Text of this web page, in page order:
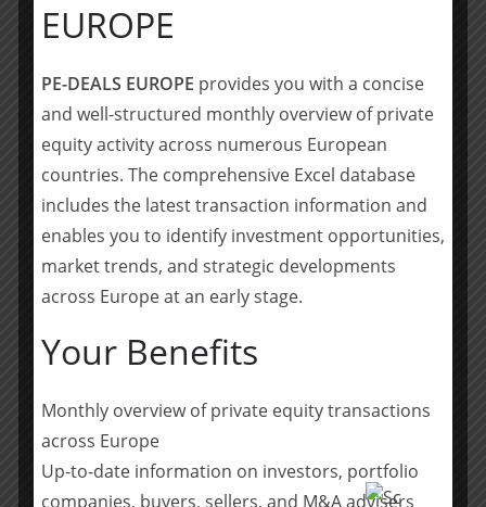
spezialisiert hat. Mutares bündelt seine
Geschäftsaktivitäten in der Automobilindustrie in der
einen Umsatz von rund EUR 1,3 Mrd. und verfügt über
mehr als 30 Standorte.
Der Verkauf im Rahmen des Insolvenzverfahrens
sichert die Zukunft der SMA Metalltechnik, nicht nur an
sondern auch international in den Produktionsstätten
in Rumänien, China und Südafrika.
Insolvenzverwaltung im Rahmen der Transaktion bei
Maßnahmen beraten.
Über die finanziellen Konditionen der Transaktion
wurde Stillschweigen vereinbart. Der Vollzug der
EUROPE
PE-DEALS EUROPE provides you with a concise
and well-structured monthly overview of private
equity activity across numerous European
countries. The comprehensive Excel database
includes the latest transaction information and
enables you to identify investment opportunities,
market trends, and strategic developments
across Europe at an early stage.
Your Benefits
Monthly overview of private equity transactions
across Europe
Up-to-date information on investors, portfolio
companies, buyers, sellers, and M&A advisers